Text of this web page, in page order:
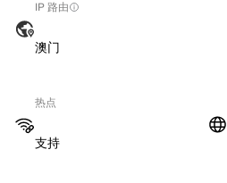
IP 路由
澳门
热点
支持